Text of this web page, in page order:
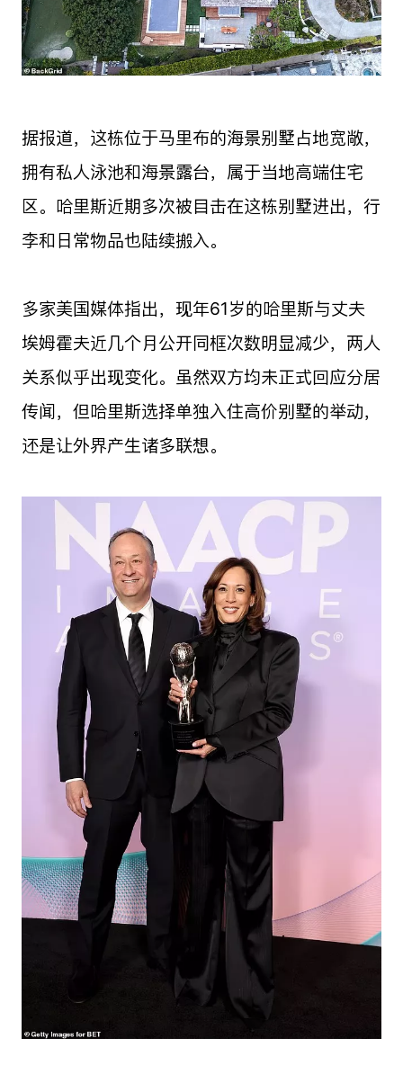
据报道，这栋位于马里布的海景别墅占地宽敞，
拥有私人泳池和海景露台，属于当地高端住宅
区。哈里斯近期多次被目击在这栋别墅进出，行
李和日常物品也陆续搬入。
多家美国媒体指出，现年61岁的哈里斯与丈夫
埃姆霍夫近几个月公开同框次数明显减少，两人
关系似乎出现变化。虽然双方均未正式回应分居
传闻，但哈里斯选择单独入住高价别墅的举动，
还是让外界产生诸多联想。